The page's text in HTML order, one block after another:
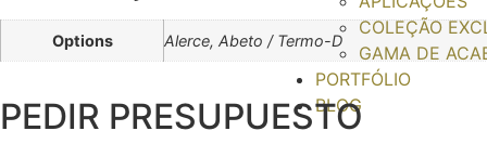
COLEÇÃO
GAMA DE
PORTFÓLIO
BLOG
Options Alerce, Abeto / Termo-D
PEDIR PRESUPUESTO